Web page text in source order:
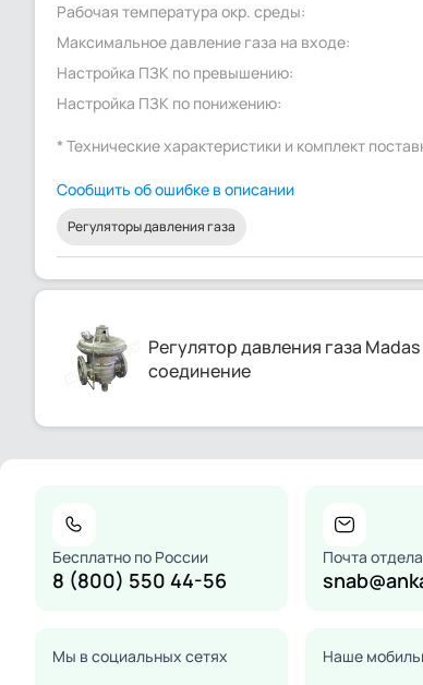
Рабочая температура окр. среды:
Максимальное давление газа на входе:
Настройка ПЗК по превышению:
Настройка ПЗК по понижению:
* Технические характеристики и комплект
Сообщить об ошибке в описании
Регуляторы давления газа
Регулятор давления газа
соединение
Бесплатно по России
8 (800) 550 44-56
Почта
Мы в социальных сетях Наше